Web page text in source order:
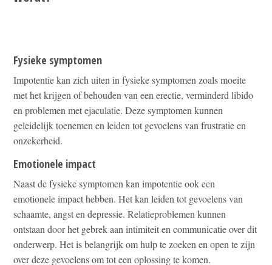
Fysieke symptomen
Impotentie kan zich uiten in fysieke symptomen zoals moeite
met het krijgen of behouden van een erectie, verminderd libido
en problemen met ejaculatie. Deze symptomen kunnen
geleidelijk toenemen en leiden tot gevoelens van frustratie en
onzekerheid.
Emotionele impact
Naast de fysieke symptomen kan impotentie ook een
emotionele impact hebben. Het kan leiden tot gevoelens van
schaamte, angst en depressie. Relatieproblemen kunnen
ontstaan door het gebrek aan intimiteit en communicatie over dit
onderwerp. Het is belangrijk om hulp te zoeken en open te zijn
over deze gevoelens om tot een oplossing te komen.